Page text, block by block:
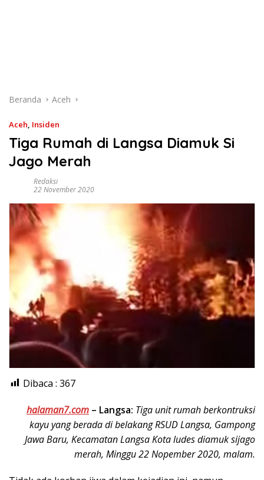
Beranda Aceh
Aceh, Insiden
Tiga Rumah di Langsa Diamuk Si
Jago Merah
Redaksi
22 November 2020
Dibaca : 367
halaman7.com – Langsa: Tiga unit rumah berkontruksi
kayu yang berada di belakang RSUD Langsa, Gampong
Jawa Baru, Kecamatan Langsa Kota ludes diamuk sijago
merah, Minggu 22 Nopember 2020, malam.